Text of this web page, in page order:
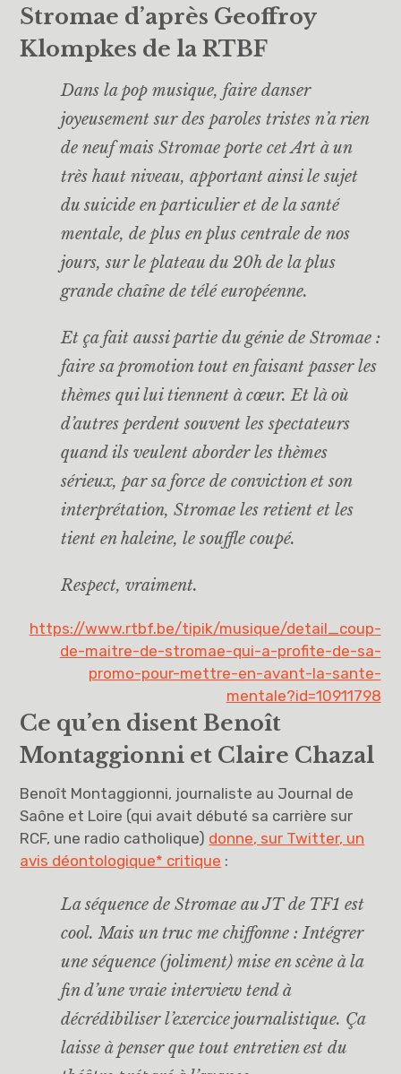
Stromae d’après Geoffroy
Klompkes de la RTBF
Dans la pop musique, faire danser
joyeusement sur des paroles tristes n’a rien
de neuf mais Stromae porte cet Art à un
très haut niveau, apportant ainsi le sujet
du suicide en particulier et de la santé
mentale, de plus en plus centrale de nos
jours, sur le plateau du 20h de la plus
grande chaîne de télé européenne.
Et ça fait aussi partie du génie de Stromae :
faire sa promotion tout en faisant passer les
thèmes qui lui tiennent à cœur. Et là où
d’autres perdent souvent les spectateurs
quand ils veulent aborder les thèmes
sérieux, par sa force de conviction et son
interprétation, Stromae les retient et les
tient en haleine, le souffle coupé.
Respect, vraiment.
https://www.rtbf.be/tipik/musique/detail_coup-
de-maitre-de-stromae-qui-a-profite-de-sa-
promo-pour-mettre-en-avant-la-sante-
mentale?id=10911798
Ce qu’en disent Benoît
Montaggionni et Claire Chazal
Benoît Montaggionni, journaliste au Journal de
Saône et Loire (qui avait débuté sa carrière sur
RCF, une radio catholique) donne, sur Twitter, un
avis déontologique* critique :
La séquence de Stromae au JT de TF1 est
cool. Mais un truc me chiffonne : Intégrer
une séquence (joliment) mise en scène à la
fin d’une vraie interview tend à
décrédibiliser l’exercice journalistique. Ça
laisse à penser que tout entretien est du